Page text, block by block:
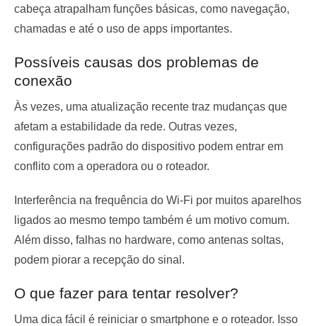
cabeça atrapalham funções básicas, como navegação,
chamadas e até o uso de apps importantes.
Possíveis causas dos problemas de
conexão
Às vezes, uma atualização recente traz mudanças que
afetam a estabilidade da rede. Outras vezes,
configurações padrão do dispositivo podem entrar em
conflito com a operadora ou o roteador.
Interferência na frequência do Wi-Fi por muitos aparelhos
ligados ao mesmo tempo também é um motivo comum.
Além disso, falhas no hardware, como antenas soltas,
podem piorar a recepção do sinal.
O que fazer para tentar resolver?
Uma dica fácil é reiniciar o smartphone e o roteador. Isso